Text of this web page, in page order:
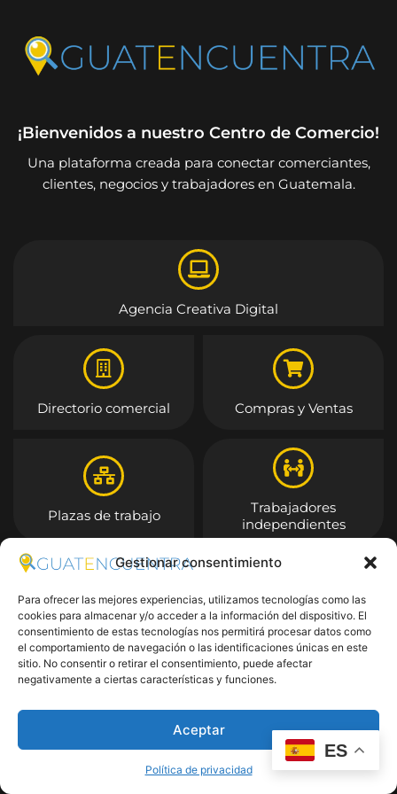
Gestionar consentimiento
Para ofrecer las mejores experiencias, utilizamos tecnologías como las
cookies para almacenar y/o acceder a la información del dispositivo. El
consentimiento de estas tecnologías nos permitirá procesar datos como
el comportamiento de navegación o las identificaciones únicas en este
sitio. No consentir o retirar el consentimiento, puede afectar
negativamente a ciertas características y funciones.
Aceptar
Política de privacidad
¡Bienvenidos a nuestro Centro de Comercio!
Una plataforma creada para conectar comerciantes,
clientes, negocios y trabajadores en Guatemala.
Agencia Creativa Digital
Directorio comercial Compras y Ventas
Plazas de trabajo
Trabajadores
independientes
Entrar
ES